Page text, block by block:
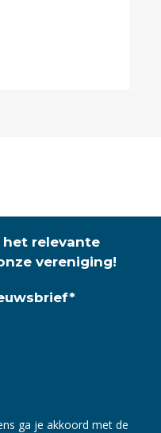
relevante
vereniging!
*
ga je akkoord met de